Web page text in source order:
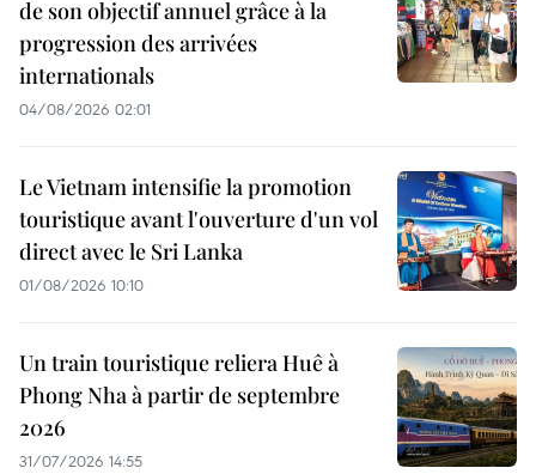
de son objectif annuel grâce à la
progression des arrivées
internationals
04/08/2026 02:01
Le Vietnam intensifie la promotion
touristique avant l'ouverture d'un vol
direct avec le Sri Lanka
01/08/2026 10:10
Un train touristique reliera Huê à
Phong Nha à partir de septembre
2026
31/07/2026 14:55